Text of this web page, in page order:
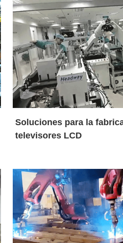
Soluciones para la
televisores LCD